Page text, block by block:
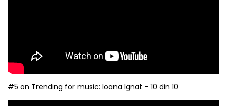
#5 on Trending for music: Ioana Ignat - 10 din 10